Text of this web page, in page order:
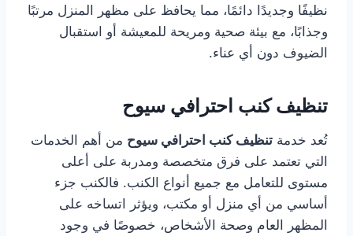
نظيفًا وجديدًا دائمًا، مما يحافظ على مظهر المنزل مرتبًا
وجذابًا، مع بيئة صحية ومريحة للمعيشة أو استقبال
الضيوف دون أي عناء.
تنظيف كنب احترافي سيوح
تُعد خدمة تنظيف كنب احترافي سيوح من أهم الخدمات
التي تعتمد على فرق متخصصة ومدربة على أعلى
مستوى للتعامل مع جميع أنواع الكنب. فالكنب جزء
أساسي من أي منزل أو مكتب، ويؤثر اتساخه على
المظهر العام وصحة الأشخاص، خصوصًا في وجود